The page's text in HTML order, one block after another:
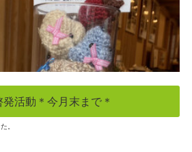
発活動＊今月末まで＊
。